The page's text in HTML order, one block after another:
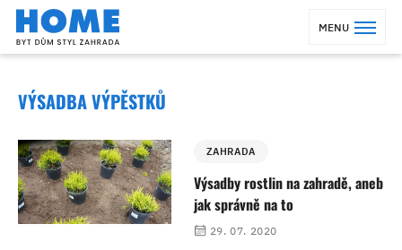
MENU
VÝSADBA VÝPĚSTKŮ
ZAHRADA
Výsadby rostlin na zahradě, aneb
jak správně na to
29. 07. 2020